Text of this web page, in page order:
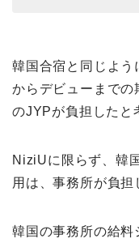
韓国合宿と同じよう
からデビューまでの
のJYPが負担したと
NiziUに限らず、韓
用は、事務所が負担
韓国の事務所の給料